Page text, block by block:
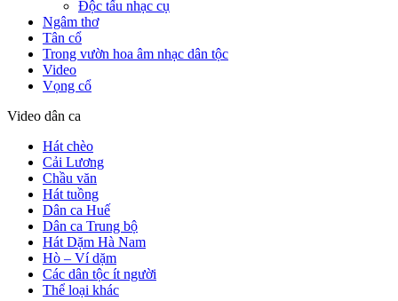
Độc tấu nhạc cụ
Ngâm thơ
Tân cổ
Trong vườn hoa âm nhạc dân tộc
Video
Vọng cổ
Video dân ca
Hát chèo
Cải Lương
Chầu văn
Hát tuồng
Dân ca Huế
Dân ca Trung bộ
Hát Dặm Hà Nam
Hò – Ví dặm
Các dân tộc ít người
Thể loại khác